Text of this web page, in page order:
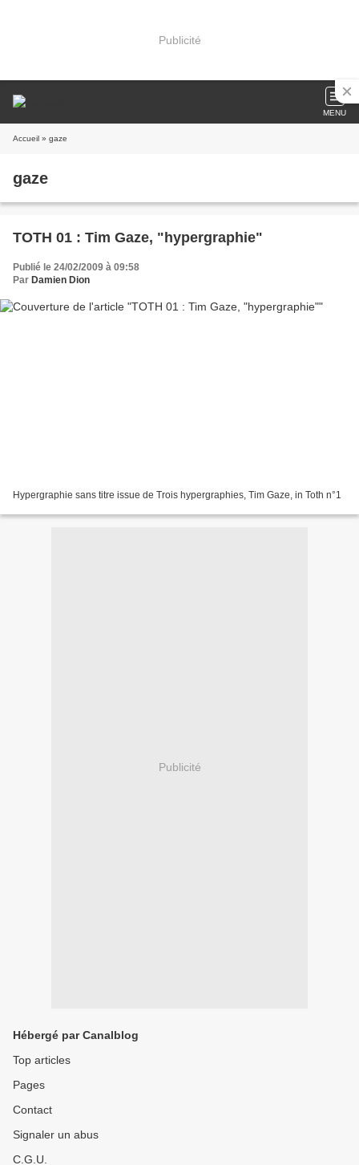
Publicité
MENU
Accueil » gaze
gaze
TOTH 01 : Tim Gaze, "hypergraphie"
Publié le 24/02/2009 à 09:58
Par Damien Dion
Hypergraphie sans titre issue de Trois hypergraphies, Tim Gaze, in Toth n°1
Publicité
Hébergé par Canalblog
Top articles
Pages
Contact
Signaler un abus
C.G.U.